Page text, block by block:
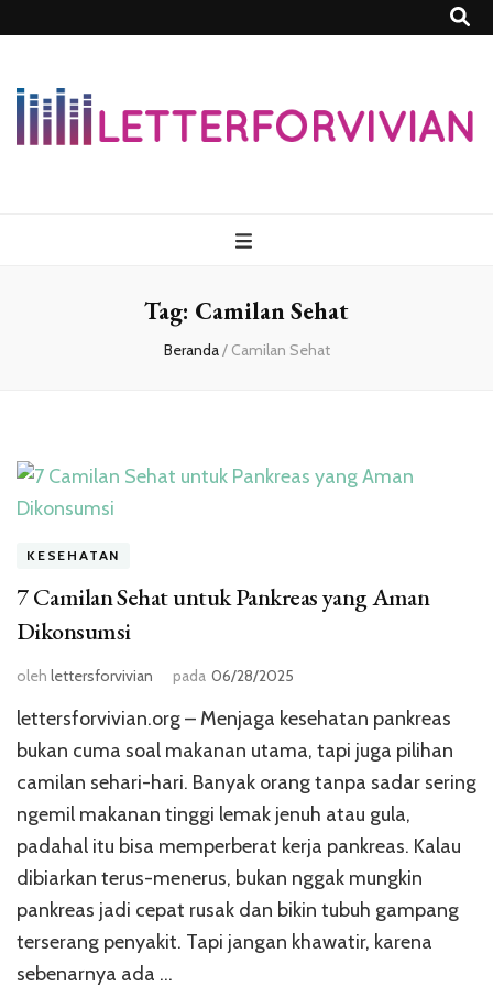
Tag: Camilan Sehat
Beranda/ Camilan Sehat
KESEHATAN
7 Camilan Sehat untuk Pankreas yang Aman
Dikonsumsi
oleh lettersforvivian pada 06/28/2025
lettersforvivian.org – Menjaga kesehatan pankreas
bukan cuma soal makanan utama, tapi juga pilihan
camilan sehari-hari. Banyak orang tanpa sadar sering
ngemil makanan tinggi lemak jenuh atau gula,
padahal itu bisa memperberat kerja pankreas. Kalau
dibiarkan terus-menerus, bukan nggak mungkin
pankreas jadi cepat rusak dan bikin tubuh gampang
terserang penyakit. Tapi jangan khawatir, karena
sebenarnya ada …